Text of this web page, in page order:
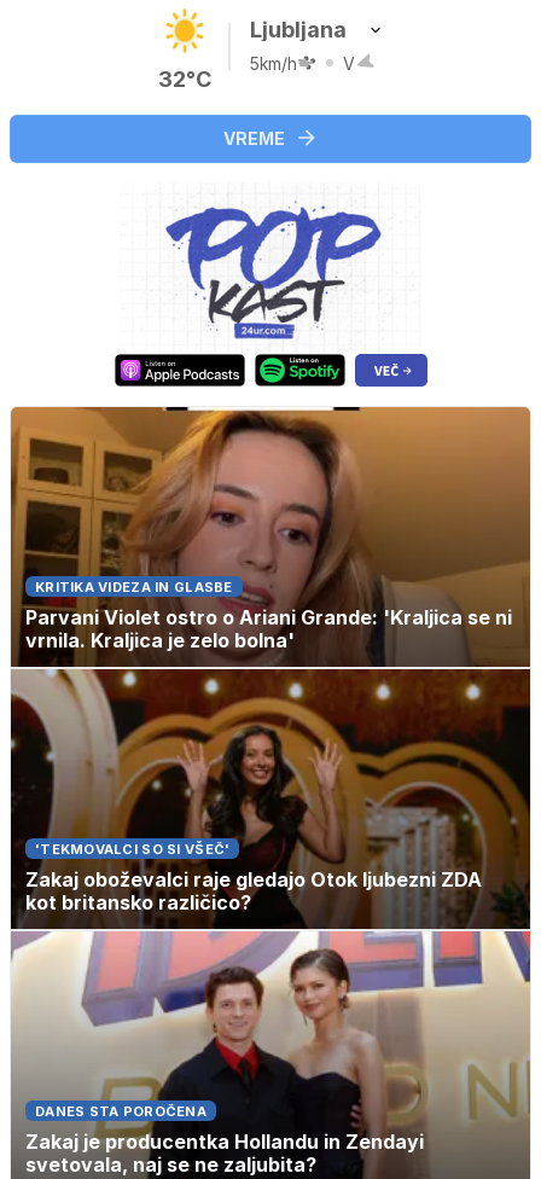
32°C
Ljubljana
5km/h V
VREME
KRITIKA VIDEZA IN GLASBE
Parvani Violet ostro o Ariani Grande: 'Kraljica se ni
vrnila. Kraljica je zelo bolna'
'TEKMOVALCI SO SI VŠEČ'
Zakaj oboževalci raje gledajo Otok ljubezni ZDA
kot britansko različico?
DANES STA POROČENA
Zakaj je producentka Hollandu in Zendayi
svetovala, naj se ne zaljubita?